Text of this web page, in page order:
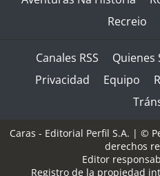
Recreio
Canales RSS Quienes
Privacidad
Equipo
Caras - Editorial Perfil S.A. | ©
derechos
Editor
Registro de la propiedad